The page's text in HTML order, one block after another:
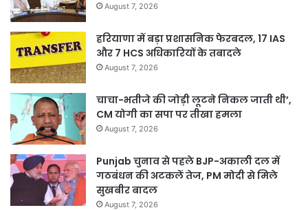
August 7, 2026
हरियाणा में बड़ा प्रशासनिक फेरबदल, 17 IAS
और 7 HCS अधिकारियों के तबादले
August 7, 2026
चाचा-भतीजे की जोड़ी लूटने निकल जाती थी’,
CM योगी का सपा पर तीखा हमला
August 7, 2026
Punjab चुनाव से पहले BJP-अकाली दल में
गठबंधन की अटकलें तेज, PM मोदी से मिले
सुखबीर बादल
August 7, 2026